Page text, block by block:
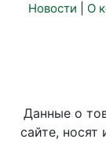
Новости
О
Данные о
сайте,